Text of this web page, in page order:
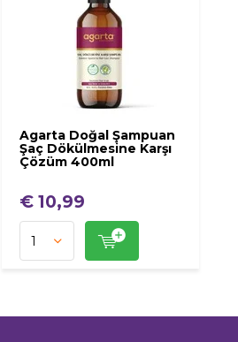
Agarta Doğal Şampuan
Şaç Dökülmesine Karşı
Çözüm 400ml
€ 10,99